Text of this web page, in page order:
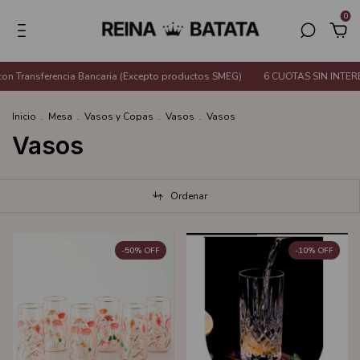
0
Bancaria (Excepto productos SMEG) 6 CUOTAS SIN INTERÉS o 20%
Inicio . Mesa . Vasos y Copas . Vasos . Vasos
Vasos
Ordenar
-50% OFF -10% OFF